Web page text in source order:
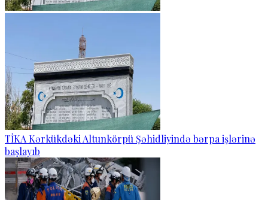
TİKA Kərkükdəki Altunkörpü Şəhidliyində bərpa işlərinə
başlayıb